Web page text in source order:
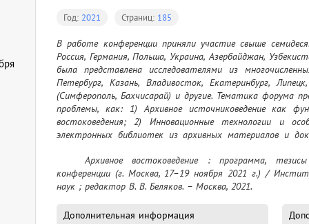
Год: 2021 Страниц: 185
В работе конференции приняли участие свыше
Россия, Германия, Польша, Украина, Азербайджан,
была представлена исследователями из
Петербург, Казань, Владивосток, Екатеринбург,
(Симферополь, Бахчисарай) и другие. Тематика форума
проблемы, как: 1) Архивное источниковедение как
востоковедения; 2) Инновационные технологии и
электронных библиотек из архивных материалов и
Отечественная школа архивного востоковедения;
российских и зарубежных архивов: общая
5) Рукописи на восточных языках в фондах российских
конференции (г. Москва, 17–19 ноября 2021 г.) /
наук ; редактор В. В. Беляков. – Москва, 2021.
Дополнительная информация